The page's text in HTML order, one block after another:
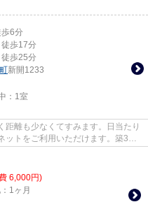
歩6分
徒歩17分
徒歩25分
新開1233
： 1室
距離も少なくてすみます。日当たり
ットをご利用いただけます。築3年
6,000円)
1ヶ月